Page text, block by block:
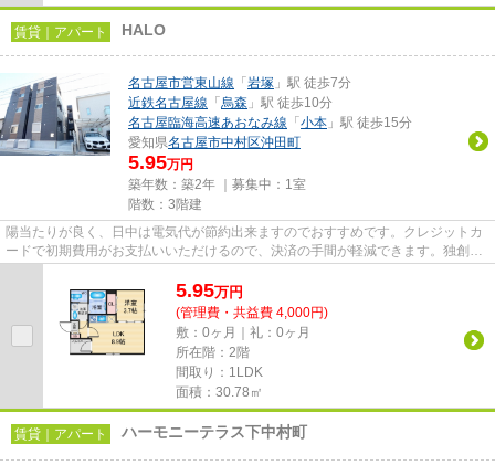
賃貸｜アパート HALO
名古屋市営東山線 「 岩塚 」駅 徒歩7分
近鉄名古屋線 「 烏森 」駅 徒歩10分
名古屋臨海高速あおなみ線 「 小本 」駅 徒歩15分
愛知県名古屋市中村区沖田町
5.95万円
築年数：築2年 ｜募集中： 1室
階数：3階建
陽当たりが良く、日中は電気代が節約出来ますのでおすすめです。クレジットカ
ードで初期費用がお支払いいただけるので、決済の手間が軽減できます。独創的
5.95万円
(管理費・共益費 4,000円)
敷：0ヶ月｜礼：0ヶ月
所在階：2階
間取り：1LDK
面積：30.78㎡
賃貸｜アパート ハーモニーテラス下中村町